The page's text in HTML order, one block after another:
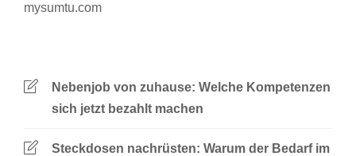
mysumtu.com
Nebenjob von zuhause: Welche Kompetenzen
sich jetzt bezahlt machen
Steckdosen nachrüsten: Warum der Bedarf im